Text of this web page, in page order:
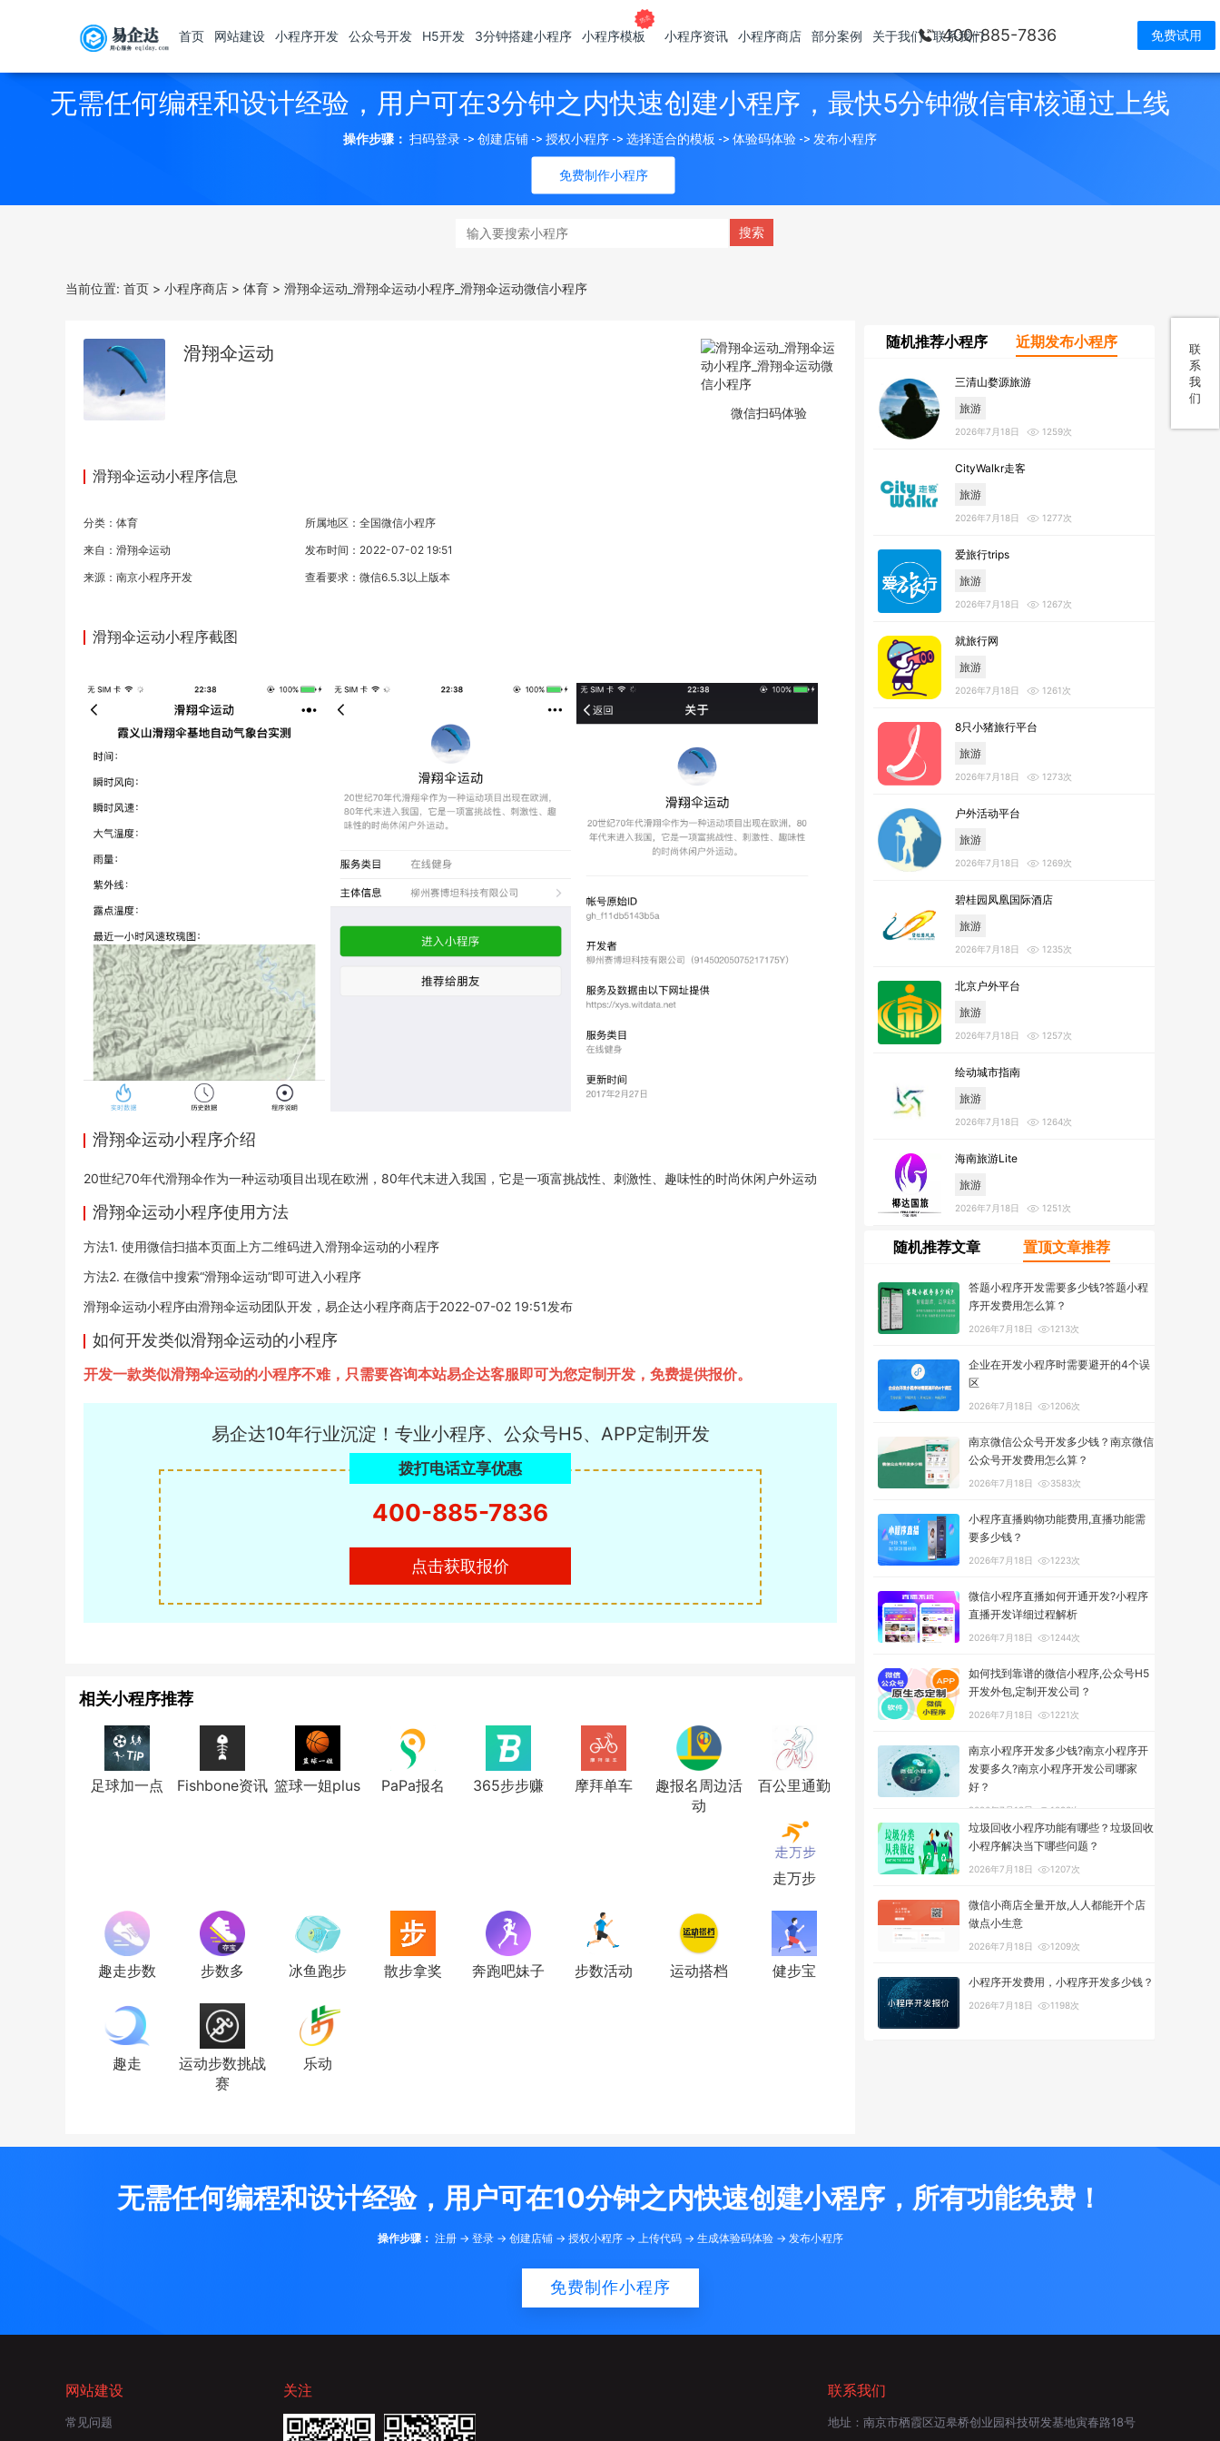
400-885-7836 免费试用
首页 网站建设 小程序开发 公众号开发 H5开发 3分钟搭建小程序 小程序模板 小程序资讯 小程序商店 部分案例 关于我们 联系我们
联
系
我
们
无需任何编程和设计经验，用户可在3分钟之内快速创建小程序，最快5分钟微信审核通过上线
免费制作小程序
操作步骤： 扫码登录 -> 创建店铺 -> 授权小程序 -> 选择适合的模板 -> 体验码体验 -> 发布小程序
当前位置: 首页 > 小程序商店 > 体育 > 滑翔伞运动_滑翔伞运动小程序_滑翔伞运动微信小程序
滑翔伞运动
滑翔伞运动小程序信息
分类： 体育
所属地区：全国微信小程序
来自：滑翔伞运动
发布时间：2022-07-02 19:51
来源： 南京小程序开发 查看要求：微信6.5.3以上版本
微信扫码体验
滑翔伞运动小程序截图
滑翔伞运动小程序介绍
20世纪70年代滑翔伞作为一种运动项目出现在欧洲，80年代末进入我国，它是一项富挑战性、刺激性、趣味性的时尚休闲户外运动
滑翔伞运动小程序使用方法
方法1. 使用微信扫描本页面上方二维码进入滑翔伞运动的小程序
方法2. 在微信中搜索“滑翔伞运动”即可进入小程序
滑翔伞运动小程序由滑翔伞运动团队开发，易企达小程序商店于2022-07-02 19:51发布
如何开发类似滑翔伞运动的小程序
开发一款类似滑翔伞运动的小程序不难，只需要咨询本站易企达客服即可为您定制开发，免费提供报价。
易企达10年行业沉淀！专业小程序、公众号H5、APP定制开发
拨打电话立享优惠
400-885-7836
点击获取报价
相关小程序推荐
足球加一点 Fishbone资讯 篮球一姐plus PaPa报名 365步步赚 摩拜单车
趣报名周边活
动
百公里通勤
走万步
趣走步数 步数多 冰鱼跑步 散步拿奖 奔跑吧妹子 步数活动 运动搭档 健步宝
趣走
运动步数挑战
赛
乐动
随机推荐小程序 近期发布小程序
三清山婺源旅游
旅游
2026年7月18日 1259次
CityWalkr走客
旅游
2026年7月18日 1277次
爱旅行trips
旅游
2026年7月18日 1267次
就旅行网
旅游
2026年7月18日 1261次
8只小猪旅行平台
旅游
2026年7月18日 1273次
户外活动平台
旅游
2026年7月18日 1269次
碧桂园凤凰国际酒店
旅游
2026年7月18日 1235次
北京户外平台
旅游
2026年7月18日 1257次
绘动城市指南
旅游
2026年7月18日 1264次
海南旅游Lite
旅游
2026年7月18日 1251次
随机推荐文章 置顶文章推荐
答题小程序开发需要多少钱?答题小程
序开发费用怎么算？
2026年7月18日 1213次
企业在开发小程序时需要避开的4个误
区
2026年7月18日 1206次
南京微信公众号开发多少钱？南京微信
公众号开发费用怎么算？
2026年7月18日 3583次
小程序直播购物功能费用,直播功能需
要多少钱？
2026年7月18日 1223次
微信小程序直播如何开通开发?小程序
直播开发详细过程解析
2026年7月18日 1244次
如何找到靠谱的微信小程序,公众号H5
开发外包,定制开发公司？
2026年7月18日 1221次
南京小程序开发多少钱?南京小程序开
发要多久?南京小程序开发公司哪家
好？
2026年7月18日 1293次
垃圾回收小程序功能有哪些？垃圾回收
小程序解决当下哪些问题？
2026年7月18日 1207次
微信小商店全量开放,人人都能开个店
做点小生意
2026年7月18日 1209次
小程序开发费用，小程序开发多少钱？
2026年7月18日 1198次
无需任何编程和设计经验，用户可在10分钟之内快速创建小程序，所有功能免费！
操作步骤： 注册 -> 登录 -> 创建店铺 -> 授权小程序 -> 上传代码 -> 生成体验码体验 -> 发布小程序
免费制作小程序
网站建设
常见问题
关注 联系我们
地址： 南京市栖霞区迈皋桥创业园科技研发基地寅春路18号